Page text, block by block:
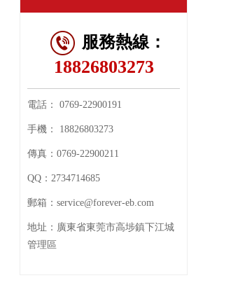
服務熱線：
18826803273
電話： 0769-22900191
手機： 18826803273
傳真： 0769-22900211
QQ： 2734714685
郵箱： service@forever-eb.com
地址： 廣東省東莞市高埗鎮下江城
管理區